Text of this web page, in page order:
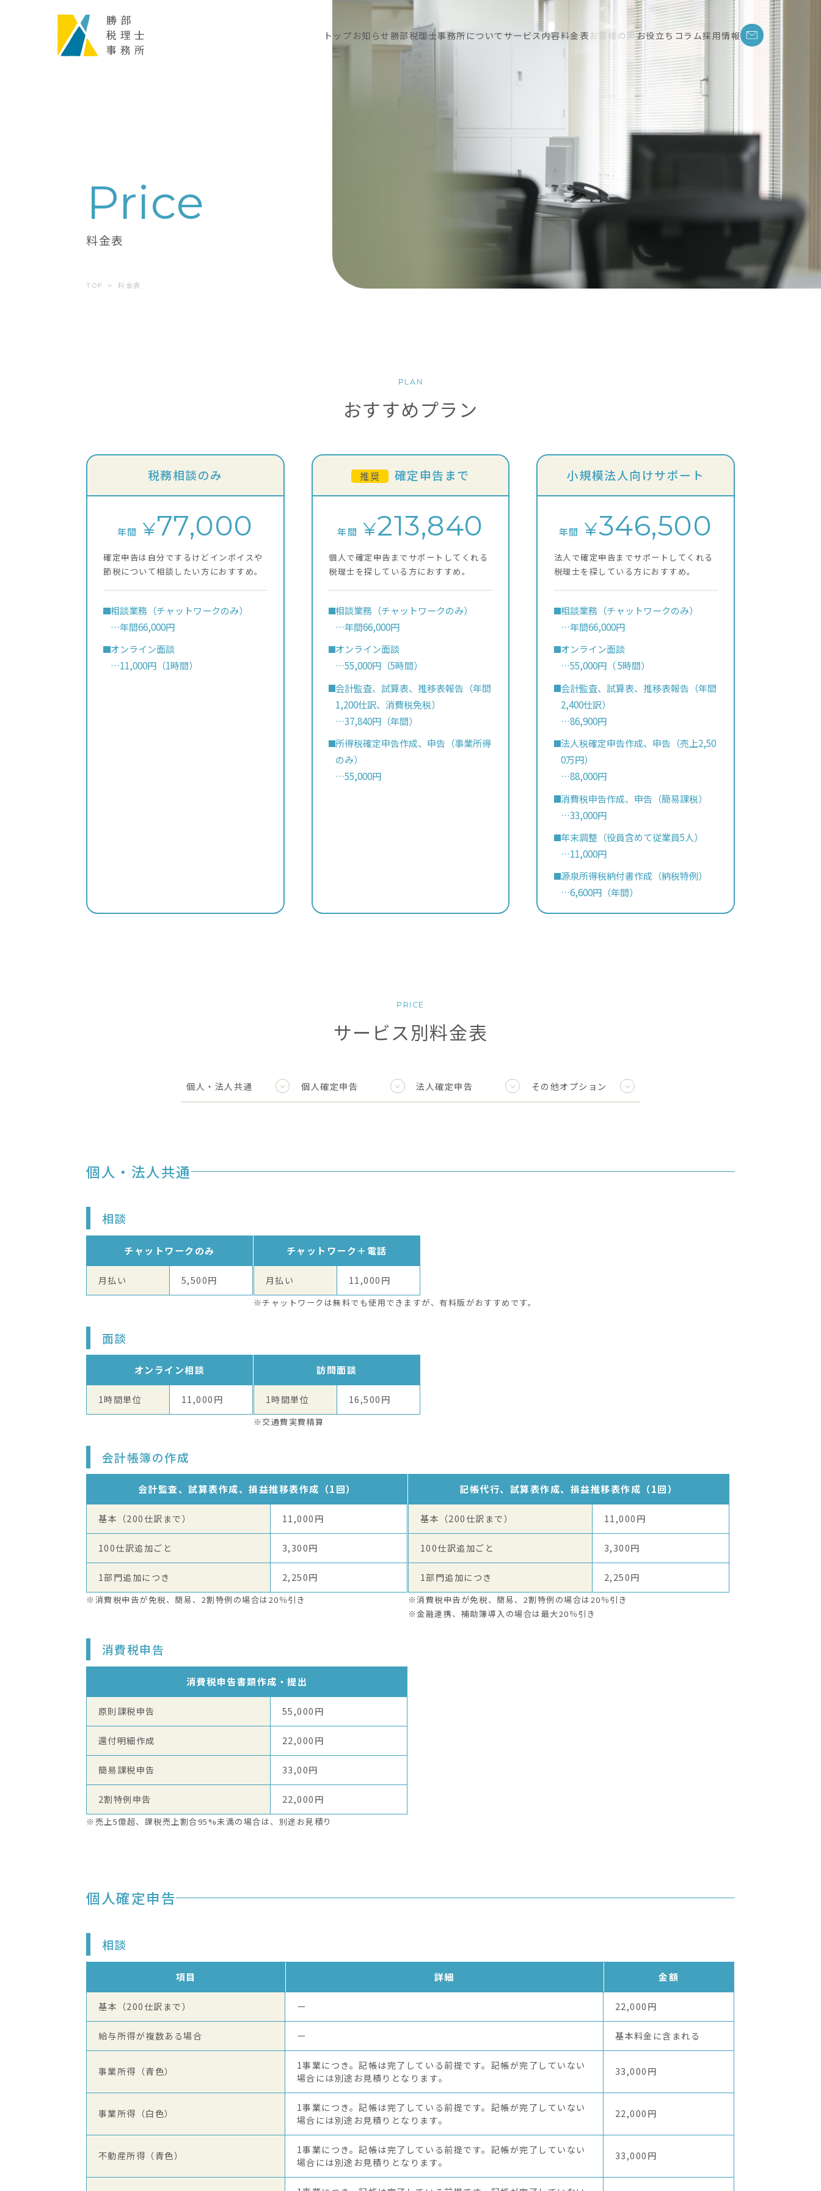
トップ お知らせ 勝部税理士事務所 について サービス内容料金表お客様の声お役立ちコラム採用情報
Price
料金表
TOP 料金表
PLAN
おすすめプラン
税務相談のみ
年間 ¥77,000
確定申告は自分でするけどインボイスや
節税について相談したい方におすすめ。
相談業務（チャットワークのみ）
…年間66,000円
オンライン面談
…11,000円（1時間）
推奨 確定申告まで
年間 ¥213,840
個人で確定申告までサポートしてくれる
税理士を探している方におすすめ。
相談業務（チャットワークのみ）
…年間66,000円
オンライン面談
…55,000円（5時間）
会計監査、試算表、推移表報告（年間
1,200仕訳、消費税免税）
…37,840円（年間）
所得税確定申告作成、申告（事業所得
のみ）
…55,000円
小規模法人向けサポート
年間 ¥346,500
法人で確定申告までサポートしてくれる
税理士を探している方におすすめ。
相談業務（チャットワークのみ）
…年間66,000円
オンライン面談
…55,000円（ 5時間）
会計監査、試算表、推移表報告（年間
2,400仕訳）
…86,900円
法人税確定申告作成、申告（売上2,50
0万円）
…88,000円
消費税申告作成、申告（簡易課税）
…33,000円
年末調整（役員含めて従業員5人）
…11,000円
源泉所得税納付書作成（納税特例）
…6,600円（年間）
PRICE
サービス別料金表
個人・法人共通 個人確定申告 法人確定申告 その他オプション
個人・法人共通
相談
チャットワークのみ
月払い 5,500円
チャットワーク＋電話
月払い 11,000円
※チャットワークは無料でも使用できますが、有料版がおすすめです。
面談
オンライン相談
1時間単位 11,000円
訪問面談
1時間単位 16,500円
※交通費実費精算
会計帳簿の作成
会計監査、試算表作成、損益推移表作成（1回）
基本（200仕訳まで） 11,000円
100仕訳追加ごと 3,300円
1部門追加につき 2,250円
※消費税申告が免税、簡易、2割特例の場合は20％引き
記帳代行、試算表作成、損益推移表作成（1回）
基本（200仕訳まで） 11,000円
100仕訳追加ごと 3,300円
1部門追加につき 2,250円
※消費税申告が免税、簡易、2割特例の場合は20％引き
※金融連携、補助簿導入の場合は最大20％引き
消費税申告
消費税申告書類作成・提出
原則課税申告 55,000円
還付明細作成 22,000円
簡易課税申告 33,00円
2割特例申告 22,000円
※売上5億超、課税売上割合95%未満の場合は、別途お見積り
個人確定申告
相談
項目 詳細 金額
基本（200仕訳まで） ー 22,000円
給与所得が複数ある場合 ー 基本料金に含まれる
事業所得（青色）
1事業につき。記帳は完了している前提です。記帳が完了していない
場合には別途お見積りとなります。
33,000円
事業所得（白色）
1事業につき。記帳は完了している前提です。記帳が完了していない
場合には別途お見積りとなります。
22,000円
不動産所得（青色）
1事業につき。記帳は完了している前提です。記帳が完了していない
場合には別途お見積りとなります。
33,000円